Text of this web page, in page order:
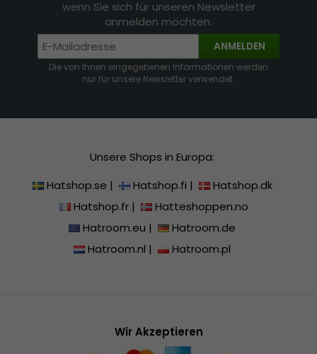
wenn Sie sich für unseren Newsletter
anmelden möchten.
ANMELDEN
Die von Ihnen eingegebenen Informationen werden
nur für unsere Newsletter verwendet.
Unsere Shops in Europa:
Hatshop.se | Hatshop.fi |
Hatshop.dk
Hatshop.fr|
Hatteshoppen.no
Hatroom.eu |
Hatroom.de
Hatroom.nl | Hatroom.pl
Wir Akzeptieren